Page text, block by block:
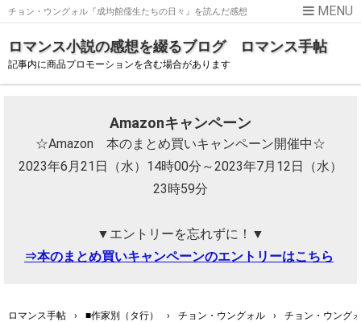
チョン・ウングォル『成均館儒生たちの日々』を読んだ感想
ロマンス小説の感想を綴るブログ ロマンス手帖
記事内に商品プロモーションを含む場合があります
Amazonキャンペーン
☆Amazon 本のまとめ買いキャンペーン開催中☆
2023年6月21日（水）14時00分～2023年7月12日（水）
23時59分
▼エントリーを忘れずに！▼
⇒本のまとめ買いキャンペーンのエントリーはこちら
ロマンス手帖 › ■作家別（タ行） › チョン・ウングォル › チョン・ウング